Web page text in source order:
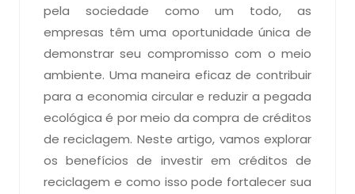
pela sociedade como um todo, as
empresas têm uma oportunidade única de
demonstrar seu compromisso com o meio
ambiente. Uma maneira eficaz de contribuir
para a economia circular e reduzir a pegada
ecológica é por meio da compra de créditos
de reciclagem. Neste artigo, vamos explorar
os benefícios de investir em créditos de
reciclagem e como isso pode fortalecer sua